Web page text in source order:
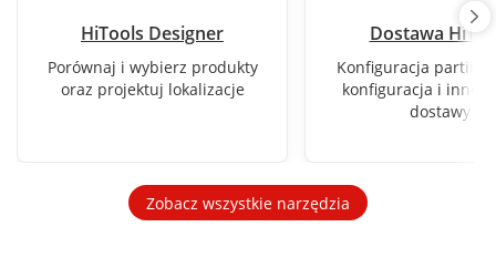
HiTools Designer
Porównaj i wybierz produkty
oraz projektuj lokalizacje
Dostawa
Konfiguracja partii,
konfiguracja i inne
dostawy
Zobacz wszystkie narzędzia